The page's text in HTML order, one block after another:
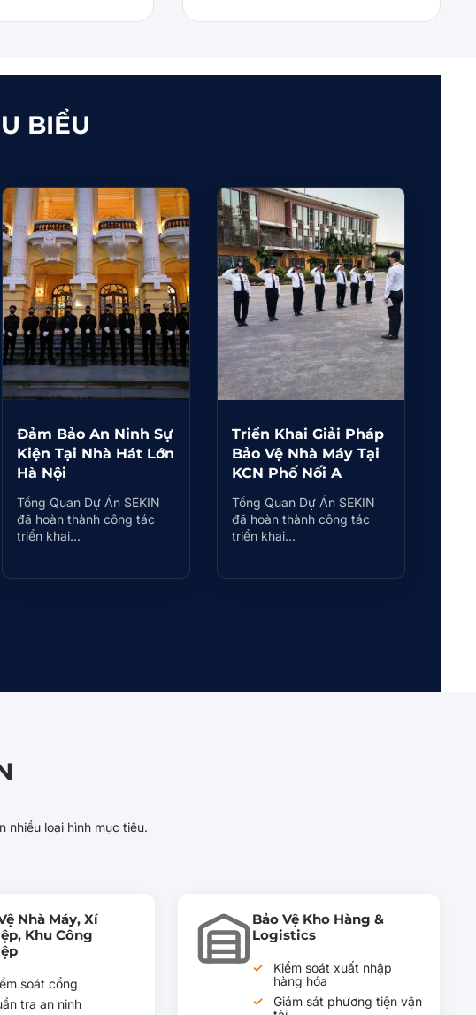
BIỂU
Đảm Bảo An Ninh Sự
Kiện Tại Nhà Hát Lớn
Hà Nội
Tổng Quan Dự Án SEKIN
đã hoàn thành công tác
triển khai…
Triển Khai Giải Pháp
Bảo Vệ Nhà Máy Tại
KCN Phố Nối A
Tổng Quan Dự Án SEKIN
đã hoàn thành công tác
triển khai…
nhiều loại hình mục tiêu.
Nhà Máy, Xí
Khu Công
soát cổng
tra an ninh
Bảo Vệ Kho Hàng &
Logistics
Kiểm soát xuất nhập
hàng hóa
Giám sát phương tiện vận